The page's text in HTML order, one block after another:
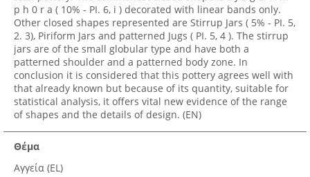
p h 0 r a ( 10% - PI. 6, i ) decorated with linear bands only.
Other closed shapes represented are Stirrup Jars ( 5% - PI. 5,
2. 3), Piriform Jars and patterned Jugs ( PI. 5, 4 ). The stirrup
jars are of the small globular type and have both a
patterned shoulder and a patterned body zone. In
conclusion it is considered that this pottery agrees well with
that already known but because of its quantity, suitable for
statistical analysis, it offers vital new evidence of the range
of shapes and the details of design. (EN)
Θέμα
Αγγεία (EL)